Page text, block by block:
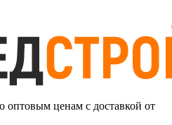
оптовым ценам с доставкой от